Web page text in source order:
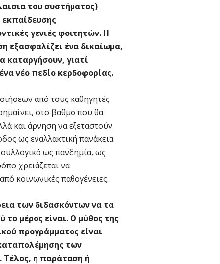
του συστήματος)
εκπαίδευσης
γενιές φοιτητών. Η
εξασφαλίζει ένα δικαίωμα,
καταργήσουν, γιατί
νέο πεδίο κερδοφορίας.
από τους καθηγητές
στο βαθμό που θα
και άρνηση να εξεταστούν
ως εναλλακτική πανάκεια
συλλογικό ως πανδημία, ως
χρειάζεται να
κοινωνικές παθογένειες.
των διδασκόντων να τα
μέρος είναι. Ο μύθος της
προγράμματος είναι
των
Τέλος, η παράταση ή